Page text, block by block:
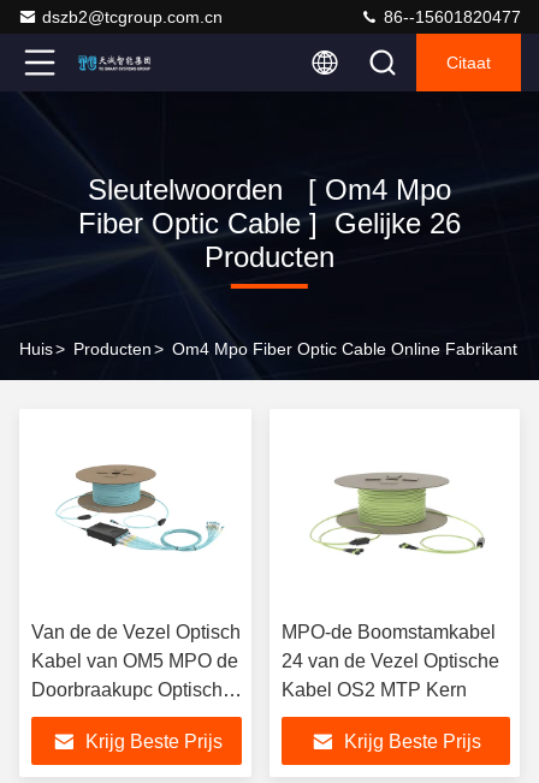
dszb2@tcgroup.com.cn 86--15601820477
Citaat
Sleutelwoorden [ Om4 Mpo
Fiber Optic Cable ] Gelijke 26
Producten
Huis> Producten> Om4 Mpo Fiber Optic Cable Online Fabrikant
Van de de Vezel Optisch
Kabel van OM5 MPO de
Doorbraakupc Optisch
het Flardkoord van de
Data Centervezel
Krijg Beste Prijs
MPO-de Boomstamkabel
24 van de Vezel Optische
Kabel OS2 MTP Kern
Krijg Beste Prijs